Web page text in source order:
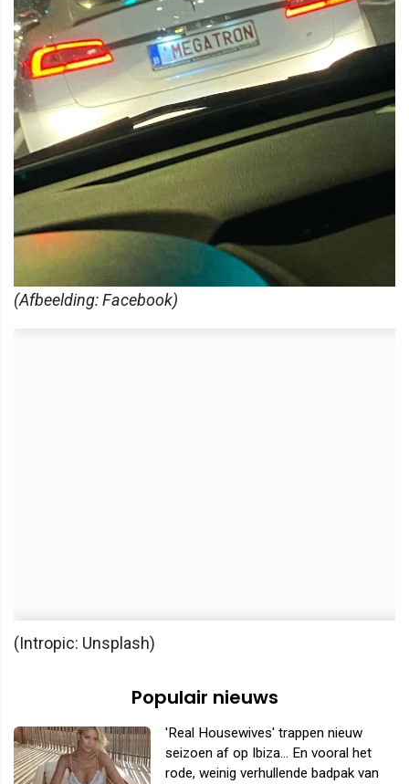
(Afbeelding: Facebook)
(Intropic: Unsplash)
Populair nieuws
'Real Housewives' trappen nieuw
seizoen af op Ibiza... En vooral het
rode, weinig verhullende badpak van